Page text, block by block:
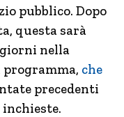
pubblico. Dopo
questa sarà
nella
programma, che
precedenti